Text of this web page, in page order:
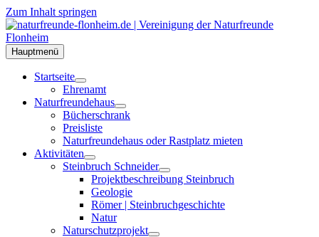
Zum Inhalt springen
Hauptmenü
Startseite
Ehrenamt
Naturfreundehaus
Bücherschrank
Preisliste
Naturfreundehaus oder Rastplatz mieten
Aktivitäten
Steinbruch Schneider
Projektbeschreibung Steinbruch
Geologie
Römer | Steinbruchgeschichte
Natur
Naturschutzprojekt